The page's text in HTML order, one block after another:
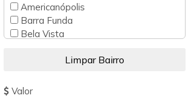
Americanópolis
Barra Funda
Bela Vista
Bom Retiro
Brás
Valor